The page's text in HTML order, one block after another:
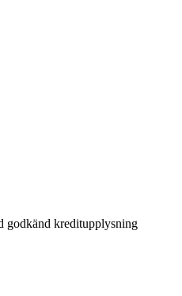
godkänd kreditupplysning